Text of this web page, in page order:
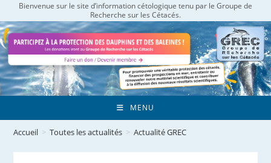
to
content
Bienvenue sur le site d’information cétologique tenu par le Groupe de
Recherche sur les Cétacés.
MENU
Accueil > Toutes les actualités > Actualité GREC